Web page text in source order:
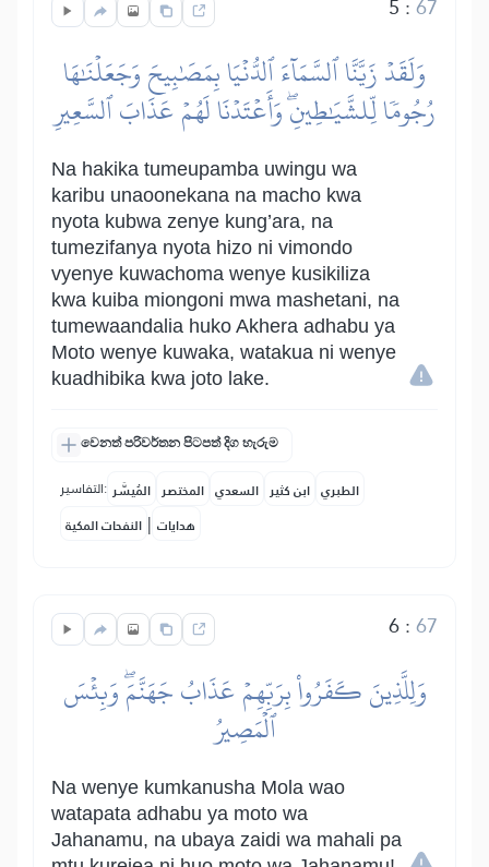
وَلَقَدۡ زَيَّنَّا ٱلسَّمَآءَ ٱلدُّنۡيَا بِمَصَٰبِيحَ وَجَعَلۡنَٰهَا
رُجُومٗا لِّلشَّيَٰطِينِۖ وَأَعۡتَدۡنَا لَهُمۡ عَذَابَ ٱلسَّعِيرِ
Na hakika tumeupamba uwingu wa
karibu unaoonekana na macho kwa
nyota kubwa zenye kung’ara, na
tumezifanya nyota hizo ni vimondo
vyenye kuwachoma wenye kusikiliza
kwa kuiba miongoni mwa mashetani, na
tumewaandalia huko Akhera adhabu ya
Moto wenye kuwaka, watakua ni wenye
kuadhibika kwa joto lake.
වෙනත් පරිවර්තන පිටපත් දිග හැරුම
التفاسير: المُيسَّر المختصر السعدي ابن كثير الطبري
النفحات المكية | هدايات
6:67
وَلِلَّذِينَ كَفَرُواْ بِرَبِّهِمۡ عَذَابُ جَهَنَّمَۖ وَبِئۡسَ
ٱلۡمَصِيرُ
Na wenye kumkanusha Mola wao
watapata adhabu ya moto wa
Jahanamu, na ubaya zaidi wa mahali pa